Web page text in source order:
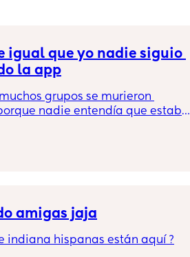
igual que yo nadie siguio
la app
grupos se murieron
nadie entendía que estaba
en español no ¿porque será?
amigas jaja
indiana hispanas están aquí ?